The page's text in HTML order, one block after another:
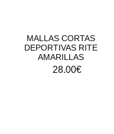
MALLAS CORTAS
DEPORTIVAS RITE
AMARILLAS
28.00€